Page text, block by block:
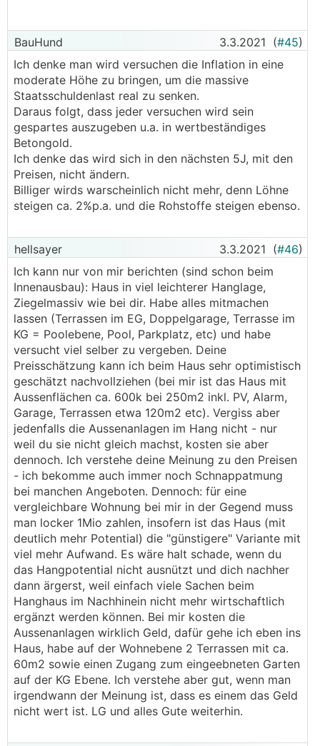
BauHund 3.3.2021 (#45)
Ich denke man wird versuchen die Inflation in eine
moderate Höhe zu bringen, um die massive
Staatsschuldenlast real zu senken.
Daraus folgt, dass jeder versuchen wird sein
gespartes auszugeben u.a. in wertbeständiges
Betongold.
Ich denke das wird sich in den nächsten 5J, mit den
Preisen, nicht ändern.
Billiger wirds warscheinlich nicht mehr, denn Löhne
steigen ca. 2%p.a. und die Rohstoffe steigen ebenso.
hellsayer 3.3.2021 (#46)
Ich kann nur von mir berichten (sind schon beim
Innenausbau): Haus in viel leichterer Hanglage,
Ziegelmassiv wie bei dir. Habe alles mitmachen
lassen (Terrassen im EG, Doppelgarage, Terrasse im
KG = Poolebene, Pool, Parkplatz, etc) und habe
versucht viel selber zu vergeben. Deine
Preisschätzung kann ich beim Haus sehr optimistisch
geschätzt nachvollziehen (bei mir ist das Haus mit
Aussenflächen ca. 600k bei 250m2 inkl. PV, Alarm,
Garage, Terrassen etwa 120m2 etc). Vergiss aber
jedenfalls die Aussenanlagen im Hang nicht - nur
weil du sie nicht gleich machst, kosten sie aber
dennoch. Ich verstehe deine Meinung zu den Preisen
- ich bekomme auch immer noch Schnappatmung
bei manchen Angeboten. Dennoch: für eine
vergleichbare Wohnung bei mir in der Gegend muss
man locker 1Mio zahlen, insofern ist das Haus (mit
deutlich mehr Potential) die "günstigere" Variante mit
viel mehr Aufwand. Es wäre halt schade, wenn du
das Hangpotential nicht ausnützt und dich nachher
dann ärgerst, weil einfach viele Sachen beim
Hanghaus im Nachhinein nicht mehr wirtschaftlich
ergänzt werden können. Bei mir kosten die
Aussenanlagen wirklich Geld, dafür gehe ich eben ins
Haus, habe auf der Wohnebene 2 Terrassen mit ca.
60m2 sowie einen Zugang zum eingeebneten Garten
auf der KG Ebene. Ich verstehe aber gut, wenn man
irgendwann der Meinung ist, dass es einem das Geld
nicht wert ist. LG und alles Gute weiterhin.